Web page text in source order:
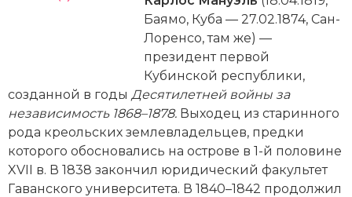
Генеалогия, геральдика
Государство и право
Империи
Историческая география и топонимика
История материальной и духовной культуры
Баямо, Куба — 27.02.1874, Сан-
Лоренсо, там же) —
президент первой
Кубинской республики,
созданной в годы Десятилетней вой­ны за
независимость 1868–1878. Выходец из старинного
рода креольских землевладельцев, предки
которого обосновались на острове в 1-й половине
XVII в. В 1838 закончил юридический факультет
Гаванского университета. В 1840–1842 продолжил